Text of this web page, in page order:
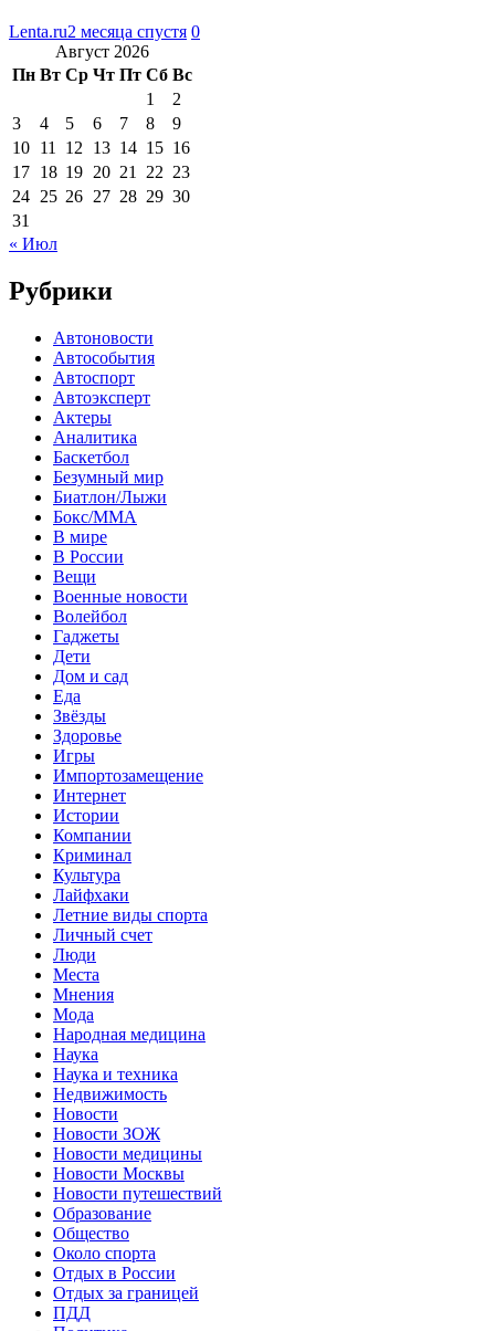
Lenta.ru2 месяца спустя 0
Август 2026
Пн Вт Ср Чт Пт Сб Вс
1
2
3
4 5 6 7 8
9
10 11 12 13 14 15 16
17 18 19 20 21 22 23
24 25 26 27 28 29 30
31
« Июл
Рубрики
Автоновости
Автособытия
Автоспорт
Автоэксперт
Актеры
Аналитика
Баскетбол
Безумный мир
Биатлон/Лыжи
Бокс/MMA
В мире
В России
Вещи
Военные новости
Волейбол
Гаджеты
Дети
Дом и сад
Еда
Звёзды
Здоровье
Игры
Импортозамещение
Интернет
Истории
Компании
Криминал
Культура
Лайфхаки
Летние виды спорта
Личный счет
Люди
Места
Мнения
Мода
Народная медицина
Наука
Наука и техника
Недвижимость
Новости
Новости ЗОЖ
Новости медицины
Новости Москвы
Новости путешествий
Образование
Общество
Около спорта
Отдых в России
Отдых за границей
ПДД